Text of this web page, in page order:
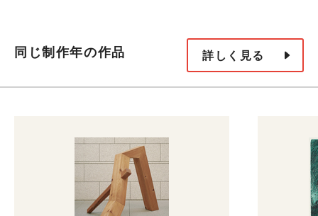
同じ制作年の作品 詳しく見る